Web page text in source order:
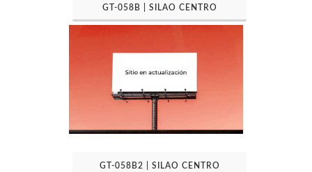
GT-058B | SILAO CENTRO
GT-058B2 | SILAO CENTRO